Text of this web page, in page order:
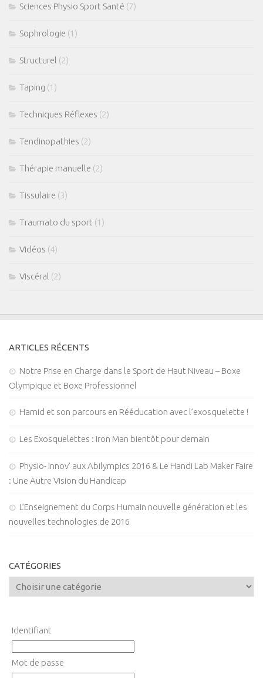
Sciences Physio Sport Santé (7)
Sophrologie (1)
Structurel (2)
Taping (1)
Techniques Réflexes (2)
Tendinopathies (2)
Thérapie manuelle (2)
Tissulaire (3)
Traumato du sport (1)
Vidéos (4)
Viscéral (2)
ARTICLES RÉCENTS
Notre Prise en Charge dans le Sport de Haut Niveau – Boxe
Olympique et Boxe Professionnel
Hamid et son parcours en Rééducation avec l’exosquelette !
Les Exosquelettes : Iron Man bientôt pour demain
Physio- Innov’ aux Abilympics 2016 & Le Handi Lab Maker Faire
: Une Autre Vision du Handicap
L’Enseignement du Corps Humain nouvelle génération et les
nouvelles technologies de 2016
CATÉGORIES
Identifiant
Mot de passe